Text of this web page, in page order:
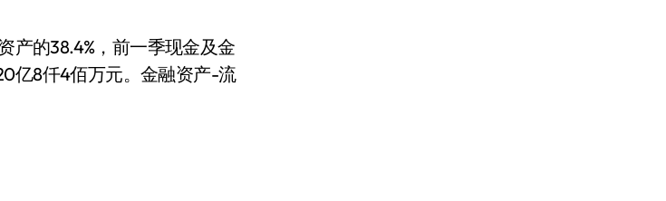
产的38.4%，前一季现金及金
亿8仟4佰万元。金融资产-流